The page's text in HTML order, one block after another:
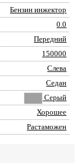
Бензин инжектор
0.0
Передний
150000
Слева
Седан
Серый
Хорошее
Растаможен